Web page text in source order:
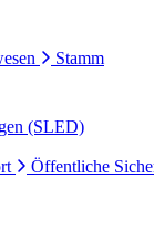
Stamm
(SLED)
Öffentliche